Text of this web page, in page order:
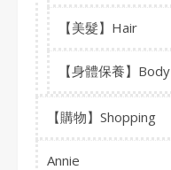
【美髮】Hair
【身體保養】Body
【購物】Shopping
Annie